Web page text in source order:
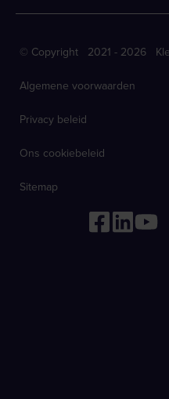
© Copyright 2021 - 2026
Algemene voorwaarden
Privacy beleid
Ons cookiebeleid
Sitemap